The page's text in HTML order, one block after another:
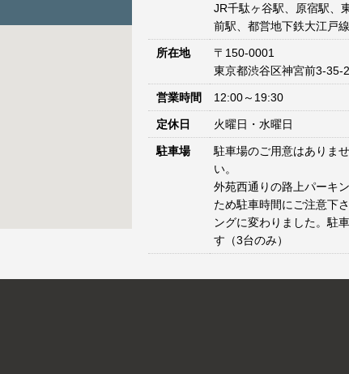
JR千駄ヶ谷駅、原宿駅、
前駅、都営地下鉄大江戸
所在地
〒150-0001
東京都渋谷区神宮前3-35-2
営業時間 12:00～19:30
定休日 火曜日・水曜日
駐車場
駐車場のご用意はありま
い。
外苑西通りの路上パーキ
ため駐車時間にご注意下
ングに変わりました。駐
す（3台のみ）